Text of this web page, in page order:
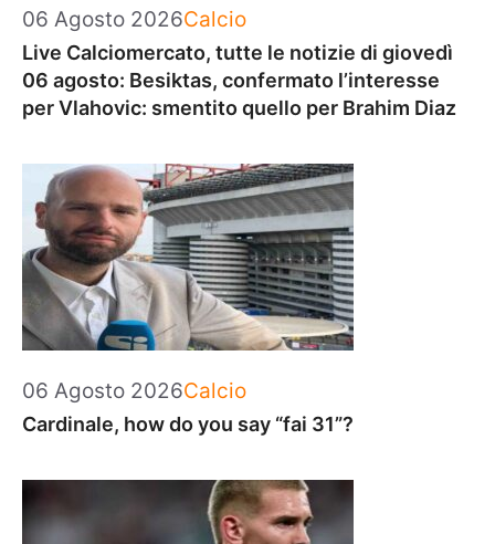
06 Agosto 2026Categorie
Calcio
Live Calciomercato, tutte le notizie di giovedì
06 agosto: Besiktas, confermato l’interesse
per Vlahovic: smentito quello per Brahim Diaz
06 Agosto 2026Categorie
Calcio
Cardinale, how do you say “fai 31”?